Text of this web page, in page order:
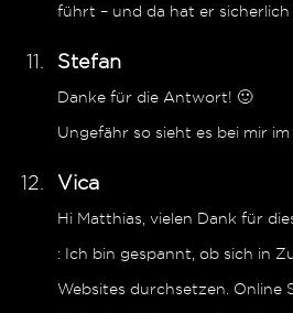
führt – und da hat er sicherlich
Stefan
Danke für die Antwort! 🙂
Ungefähr so sieht es bei mir im
Vica
Hi Matthias, vielen Dank für
: Ich bin gespannt, ob sich in
Websites durchsetzen. Online